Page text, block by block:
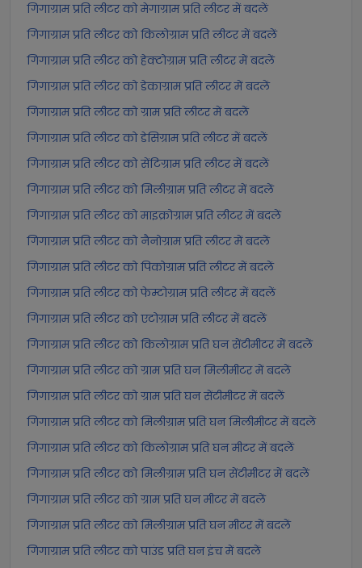
गिगाग्राम प्रति लीटर को मेगाग्राम प्रति लीटर में बदलें
गिगाग्राम प्रति लीटर को किलोग्राम प्रति लीटर में बदलें
गिगाग्राम प्रति लीटर को हेक्टोग्राम प्रति लीटर में बदलें
गिगाग्राम प्रति लीटर को डेकाग्राम प्रति लीटर में बदलें
गिगाग्राम प्रति लीटर को ग्राम प्रति लीटर में बदलें
गिगाग्राम प्रति लीटर को डेसिग्राम प्रति लीटर में बदलें
गिगाग्राम प्रति लीटर को सेंटिग्राम प्रति लीटर में बदलें
गिगाग्राम प्रति लीटर को मिलीग्राम प्रति लीटर में बदलें
गिगाग्राम प्रति लीटर को माइक्रोग्राम प्रति लीटर में बदलें
गिगाग्राम प्रति लीटर को नैनोग्राम प्रति लीटर में बदलें
गिगाग्राम प्रति लीटर को पिकोग्राम प्रति लीटर में बदलें
गिगाग्राम प्रति लीटर को फेम्टोग्राम प्रति लीटर में बदलें
गिगाग्राम प्रति लीटर को एटोग्राम प्रति लीटर में बदलें
गिगाग्राम प्रति लीटर को किलोग्राम प्रति घन सेंटीमीटर में बदलें
गिगाग्राम प्रति लीटर को ग्राम प्रति घन मिलीमीटर में बदलें
गिगाग्राम प्रति लीटर को ग्राम प्रति घन सेंटीमीटर में बदलें
गिगाग्राम प्रति लीटर को मिलीग्राम प्रति घन मिलीमीटर में बदलें
गिगाग्राम प्रति लीटर को किलोग्राम प्रति घन मीटर में बदलें
गिगाग्राम प्रति लीटर को मिलीग्राम प्रति घन सेंटीमीटर में बदलें
गिगाग्राम प्रति लीटर को ग्राम प्रति घन मीटर में बदलें
गिगाग्राम प्रति लीटर को मिलीग्राम प्रति घन मीटर में बदलें
गिगाग्राम प्रति लीटर को पाउंड प्रति घन इंच में बदलें